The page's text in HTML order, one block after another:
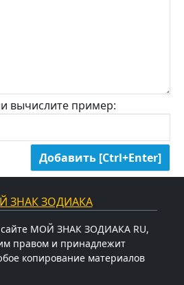
вычислите пример:
ЗНАК ЗОДИАКА
МОЙ ЗНАК ЗОДИАКА RU,
правом и принадлежит
копирование материалов